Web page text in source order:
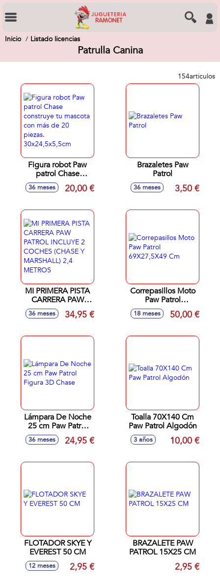
Inicio Listado licencias
Patrulla Canina
154articulos
Figura robot Paw
patrol Chase
construye tu
mascota con más
30x24,5x5,5cm
36 meses 20,00 €
Brazaletes Paw
Patrol
36 meses 3,50 €
MI PRIMERA PISTA
CARRERA PAW
PATROL INCLUYE 2
COCHES (CHASE Y
METROS
36 meses 34,95 €
Correpasillos Moto
Paw Patrol
69X27,5X49 Cm
18 meses 50,00 €
Lámpara De Noche
25 cm Paw Patrol
Figura 3D Chase
36 meses 24,95 €
Toalla 70X140 Cm
Paw Patrol Algodón
3 años 10,00 €
FLOTADOR SKYE Y
EVEREST 50 CM
12 meses 2,95 €
BRAZALETE PAW
PATROL 15X25 CM
2,95 €